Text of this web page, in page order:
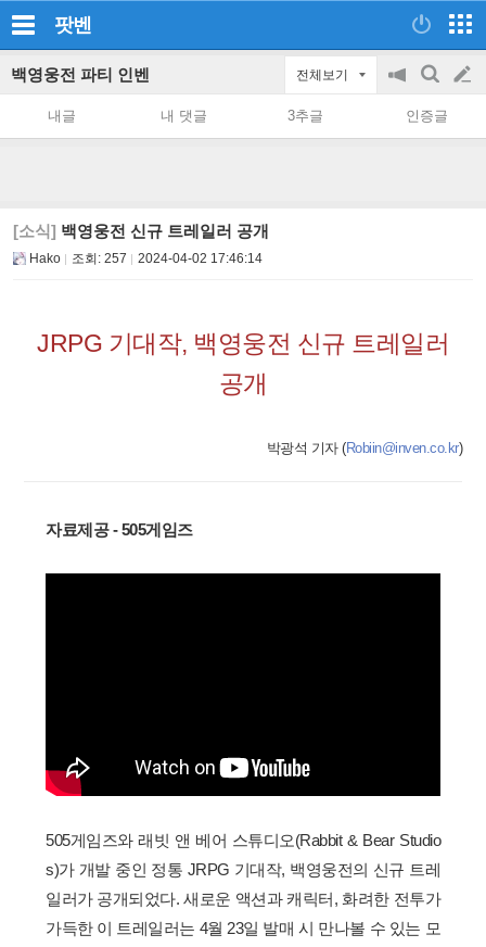
팟벤
백영웅전 파티 인벤 전체보기
공
on/off
검
색
글
쓰
내글 내 댓글 3추글 인증글
[소식] 백영웅전 신규 트레일러 공개
Hako 조회: 257 2024-04-02 17:46:14
JRPG 기대작, 백영웅전 신규 트레일러
공개
박광석 기자 (Robiin@inven.co.kr)
자료제공 - 505게임즈
505게임즈와 래빗 앤 베어 스튜디오(Rabbit & Bear Studio
s)가 개발 중인 정통 JRPG 기대작, 백영웅전의 신규 트레
일러가 공개되었다. 새로운 액션과 캐릭터, 화려한 전투가
가득한 이 트레일러는 4월 23일 발매 시 만나볼 수 있는 모